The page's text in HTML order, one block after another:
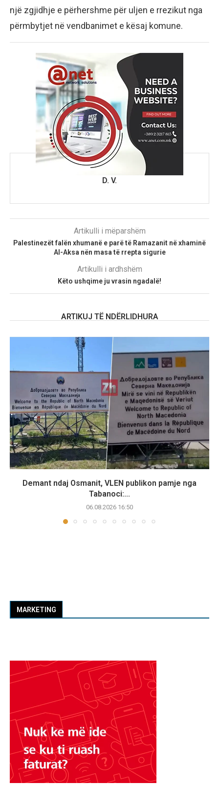
një zgjidhje e përhershme për uljen e rrezikut nga
përmbytjet në vendbanimet e kësaj komune.
D. V.
Artikulli i mëparshëm
Palestinezët falën xhumanë e parë të Ramazanit në xhaminë
Al-Aksa nën masa të rrepta sigurie
Artikulli i ardhshëm
Këto ushqime ju vrasin ngadalë!
ARTIKUJ TË NDËRLIDHURA
Demant ndaj Osmanit, VLEN publikon pamje nga
Tabanoci:...
06.08.2026 16:50
MARKETING